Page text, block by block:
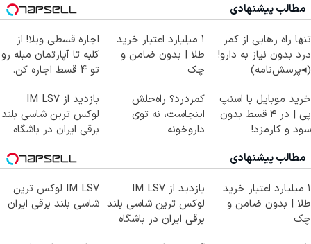
مطالب پیشنهادی
تنها راه رهایی از کمر
درد بدون نیاز به دارو!
(◂پرسش‌نامه)
۱ میلیارد اعتبار خرید
طلا | بدون ضامن و
چک
اجاره‌ قسطی ویلا! از
کلبه تا آپارتمان مبله رو
تو 4 قسط اجاره کن.
خرید موبایل با اسنپ
پی | در ۴ قسط بدون
سود و کارمزد!
کمردرد؟ راه‌حلش
اینجاست، نه توی
داروخونه
بازدید از IM LS7
لوکس ترین شاسی بلند
برقی ایران در باشگاه
مطالب پیشنهادی
۱ میلیارد اعتبار خرید
طلا | بدون ضامن و
چک
بازدید از IM LS7
لوکس ترین شاسی بلند
برقی ایران در باشگاه
IM LS7 لوکس ترین
شاسی بلند برقی ایران